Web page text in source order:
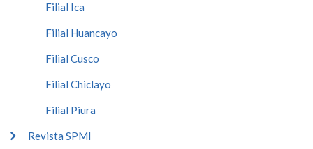
Filial Ica
Filial Huancayo
Filial Cusco
Filial Chiclayo
Filial Piura
Revista SPMI